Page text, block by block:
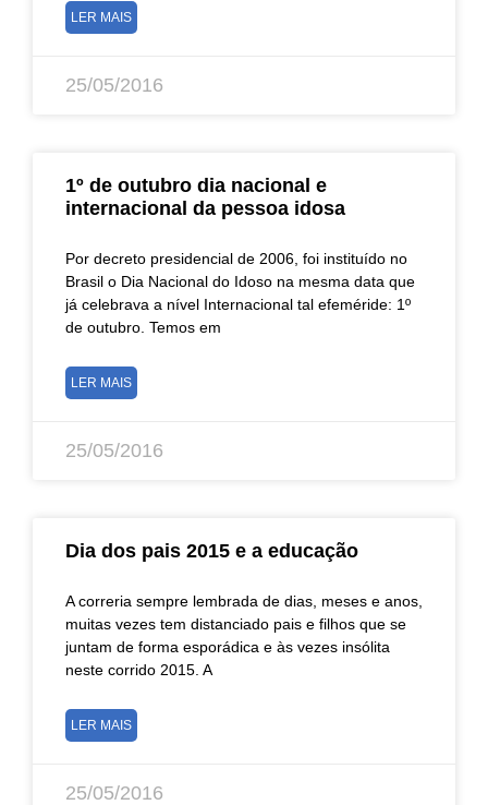
LER MAIS
25/05/2016
1º de outubro dia nacional e
internacional da pessoa idosa
Por decreto presidencial de 2006, foi instituído no
Brasil o Dia Nacional do Idoso na mesma data que
já celebrava a nível Internacional tal efeméride: 1º
de outubro. Temos em
LER MAIS
25/05/2016
Dia dos pais 2015 e a educação
A correria sempre lembrada de dias, meses e anos,
muitas vezes tem distanciado pais e filhos que se
juntam de forma esporádica e às vezes insólita
neste corrido 2015. A
LER MAIS
25/05/2016